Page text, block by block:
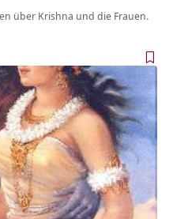
über Krishna und die Frauen.